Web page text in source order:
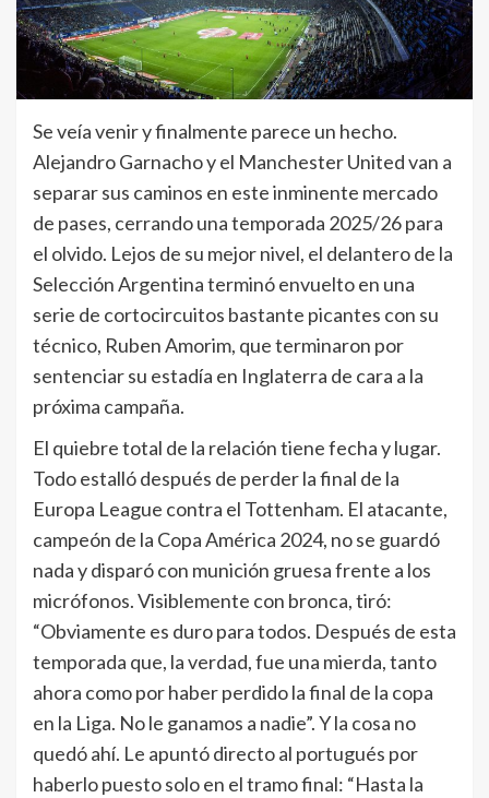
Se veía venir y finalmente parece un hecho.
Alejandro Garnacho y el Manchester United van a
separar sus caminos en este inminente mercado
de pases, cerrando una temporada 2025/26 para
el olvido. Lejos de su mejor nivel, el delantero de la
Selección Argentina terminó envuelto en una
serie de cortocircuitos bastante picantes con su
técnico, Ruben Amorim, que terminaron por
sentenciar su estadía en Inglaterra de cara a la
próxima campaña.
El quiebre total de la relación tiene fecha y lugar.
Todo estalló después de perder la final de la
Europa League contra el Tottenham. El atacante,
campeón de la Copa América 2024, no se guardó
nada y disparó con munición gruesa frente a los
micrófonos. Visiblemente con bronca, tiró:
“Obviamente es duro para todos. Después de esta
temporada que, la verdad, fue una mierda, tanto
ahora como por haber perdido la final de la copa
en la Liga. No le ganamos a nadie”. Y la cosa no
quedó ahí. Le apuntó directo al portugués por
haberlo puesto solo en el tramo final: “Hasta la